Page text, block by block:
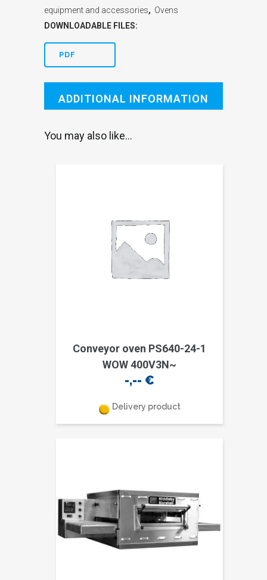
Chef
F9
230
quantity
equipment and accessories, Ovens
DOWNLOADABLE FILES:
PDF
ADDITIONAL INFORMATION
You may also like…
Conveyor oven PS640-24-1
WOW 400V3N~
-,-- €
Delivery product